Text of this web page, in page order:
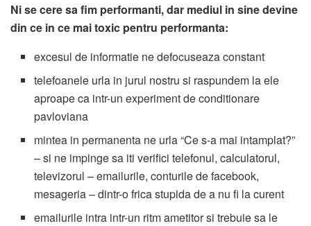
Ni se cere sa fim performanti, dar mediul in sine devine
din ce in ce mai toxic pentru performanta:
excesul de informatie ne defocuseaza constant
telefoanele urla in jurul nostru si raspundem la ele
aproape ca intr-un experiment de conditionare
pavloviana
mintea in permanenta ne urla “Ce s-a mai intamplat?”
– si ne impinge sa iti verifici telefonul, calculatorul,
televizorul – emailurile, conturile de facebook,
mesageria – dintr-o frica stupida de a nu fi la curent
emailurile intra intr-un ritm ametitor si trebuie sa le